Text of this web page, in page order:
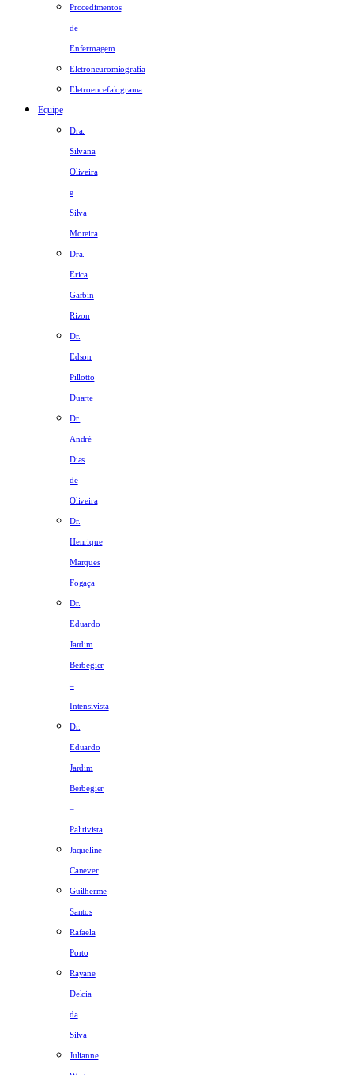
Procedimentos
de
Enfermagem
Eletroneuromiografia
Eletroencefalograma
Equipe
Dra.
Silvana
Oliveira
e
Silva
Moreira
Dra.
Erica
Garbin
Rizon
Dr.
Edson
Pillotto
Duarte
Dr.
André
Dias
de
Oliveira
Dr.
Henrique
Marques
Fogaça
Dr.
Eduardo
Jardim
Berbegier
–
Intensivista
Dr.
Eduardo
Jardim
Berbegier
–
Palitivista
Jaqueline
Canever
Guilherme
Santos
Rafaela
Porto
Rayane
Delcia
da
Silva
Julianne